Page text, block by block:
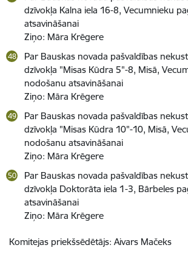
dzīvokļa Kalna iela 16-8, Vecumnieku
atsavināšanai
Ziņo: Māra Krēgere
Par Bauskas novada pašvaldības
dzīvokļa "Misas Kūdra 5"-8, Misā,
nodošanu atsavināšanai
Ziņo: Māra Krēgere
Par Bauskas novada pašvaldības
dzīvokļa "Misas Kūdra 10"-10, Misā,
nodošanu atsavināšanai
Ziņo: Māra Krēgere
Par Bauskas novada pašvaldības
dzīvokļa Doktorāta iela 1-3, Bārbeles
atsavināšanai
Ziņo: Māra Krēgere
Komitejas priekšsēdētājs: Aivars Mačeks